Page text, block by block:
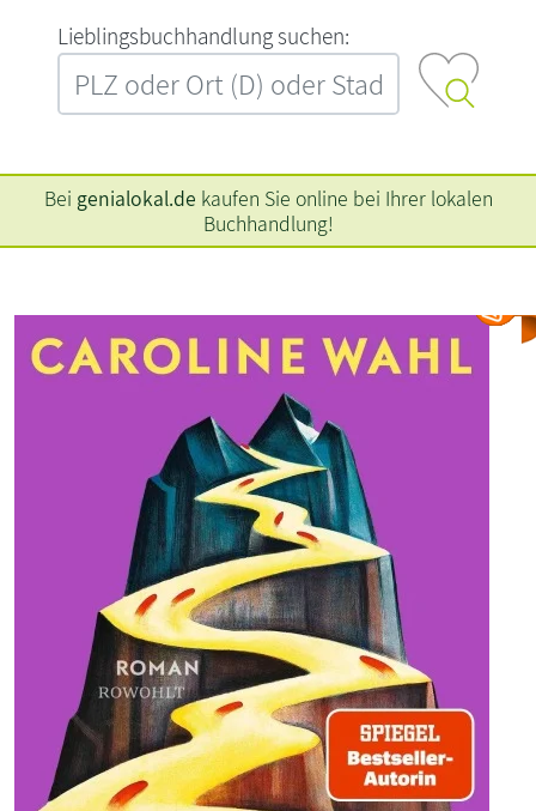
L‍i‍e‍b‍l‍i‍n‍g‍s‍b‍u‍c‍h‍h‍a‍n‍d‍l‍u‍n‍g‍ ‍s‍u‍c‍h‍e‍n‍:‍
Bei genialokal.de kaufen Sie online bei Ihrer lokalen
Buchhandlung!